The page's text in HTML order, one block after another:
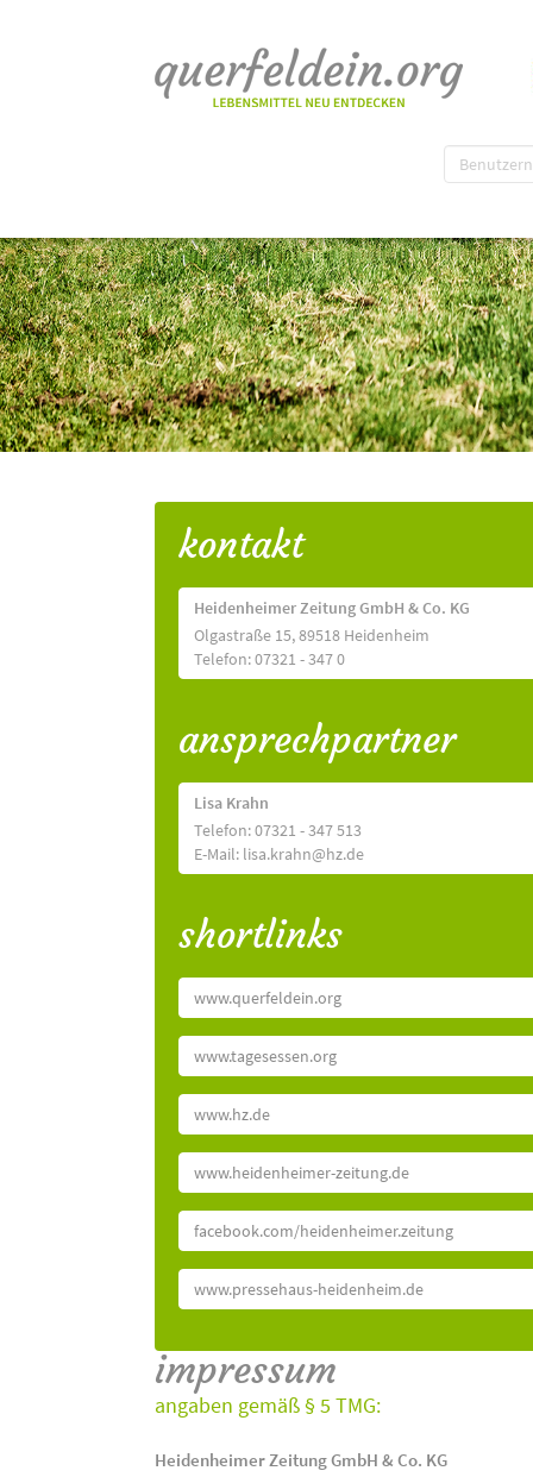
kontakt
Heidenheimer Zeitung GmbH & Co. KG
Olgastraße 15, 89518 Heidenheim
Telefon: 07321 - 347 0
ansprechpartner
Lisa Krahn
Telefon: 07321 - 347 513
E-Mail: lisa.krahn@hz.de
shortlinks
www.querfeldein.org
www.tagesessen.org
www.hz.de
www.heidenheimer-zeitung.de
facebook.com/heidenheimer.zeitung
www.pressehaus-heidenheim.de
impressum
angaben gemäß § 5 TMG:
Heidenheimer Zeitung GmbH & Co. KG